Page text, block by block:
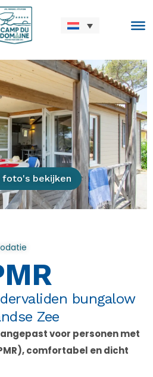
bekijken
bungalow
Zee
voor personen met
comfortabel en dicht